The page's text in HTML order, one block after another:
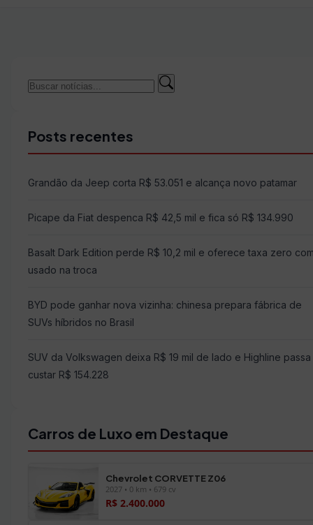
Buscar
Buscar
Posts recentes
Grandão da Jeep corta R$ 53.051 e alcança novo patamar
Picape da Fiat despenca R$ 42,5 mil e fica só R$ 134.990
Basalt Dark Edition perde R$ 10,2 mil e oferece taxa zero
usado na troca
BYD pode ganhar nova vizinha: chinesa prepara fábrica de
SUVs híbridos no Brasil
SUV da Volkswagen deixa R$ 19 mil de lado e Highline passa
custar R$ 154.228
Carros de Luxo em Destaque
Chevrolet CORVETTE Z06
2027 • 0 km • 679 cv
R$ 2.400.000